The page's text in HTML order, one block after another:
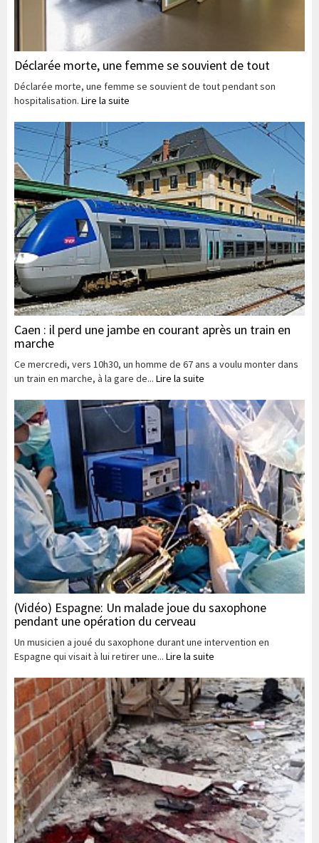
Déclarée morte, une femme se souvient de tout
Déclarée morte, une femme se souvient de tout pendant son
hospitalisation. Lire la suite
Caen : il perd une jambe en courant après un train en
marche
Ce mercredi, vers 10h30, un homme de 67 ans a voulu monter dans
un train en marche, à la gare de... Lire la suite
(Vidéo) Espagne: Un malade joue du saxophone
pendant une opération du cerveau
Un musicien a joué du saxophone durant une intervention en
Espagne qui visait à lui retirer une... Lire la suite